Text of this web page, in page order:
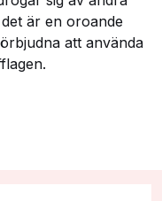
är en oroande
att använda